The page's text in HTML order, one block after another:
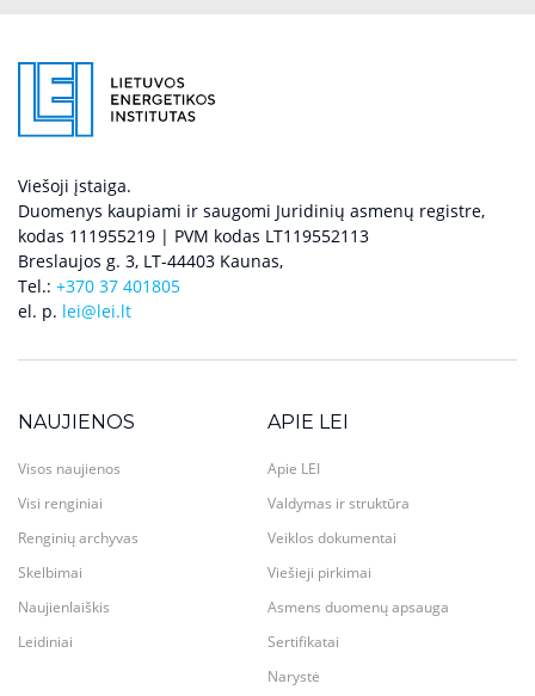
Viešoji įstaiga.
Duomenys kaupiami ir saugomi Juridinių asmenų registre,
kodas 111955219 | PVM kodas LT119552113
Breslaujos g. 3, LT-44403 Kaunas,
Tel.: +370 37 401805
el. p. lei@lei.lt
NAUJIENOS
Visos naujienos
Visi renginiai
Renginių archyvas
Skelbimai
Naujienlaiškis
Leidiniai
APIE LEI
Apie LEI
Valdymas ir struktūra
Veiklos dokumentai
Viešieji pirkimai
Asmens duomenų apsauga
Sertifikatai
Narystė